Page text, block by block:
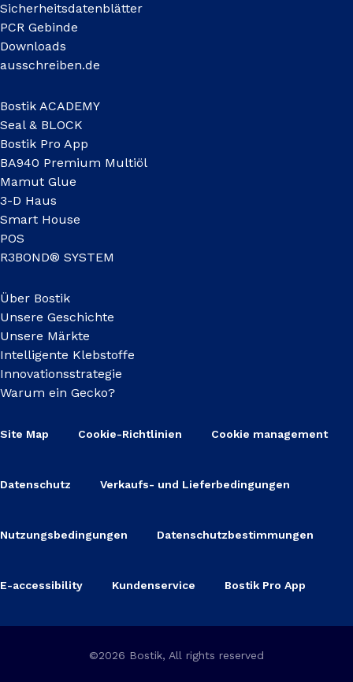
Sicherheitsdatenblätter
PCR Gebinde
Downloads
ausschreiben.de
Bostik ACADEMY
Seal & BLOCK
Bostik Pro App
BA940 Premium Multiöl
Mamut Glue
3-D Haus
Smart House
POS
R3BOND® SYSTEM
Über Bostik
Unsere Geschichte
Unsere Märkte
Intelligente Klebstoffe
Innovationsstrategie
Warum ein Gecko?
Site Map Cookie-Richtlinien Cookie management
Datenschutz Verkaufs- und Lieferbedingungen
Nutzungsbedingungen Datenschutzbestimmungen
E-accessibility Kundenservice Bostik Pro App
©2026 Bostik, All rights reserved